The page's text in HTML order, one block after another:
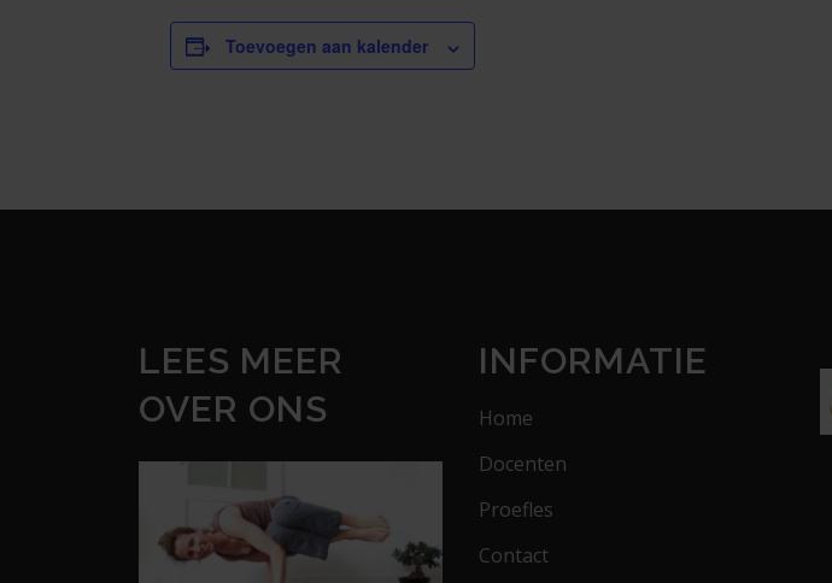
Toevoegen aan kalender
LEES MEER
OVER ONS
INFORMATIE
Home
Docenten
Proefles
Contact